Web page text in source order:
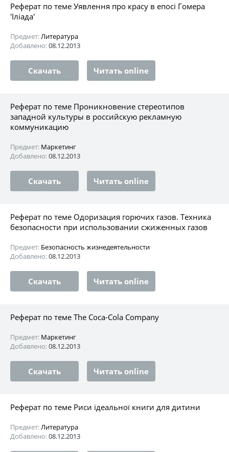
Реферат по теме Уявлення про красу в епосі Гомера
'Іліада'
Предмет:Литература
Добавлено:08.12.2013
Скачать Читать online
Реферат по теме Проникновение стереотипов
западной культуры в российскую рекламную
коммуникацию
Предмет: Маркетинг
Добавлено:08.12.2013
Скачать Читать online
Реферат по теме Одоризация горючих газов. Техника
безопасности при использовании сжиженных газов
Предмет: Безопасность жизнедеятельности
Добавлено:08.12.2013
Скачать Читать online
Реферат по теме The Coca-Cola Company
Предмет: Маркетинг
Добавлено:08.12.2013
Скачать Читать online
Реферат по теме Риси ідеальної книги для дитини
Предмет:Литература
Добавлено:08.12.2013